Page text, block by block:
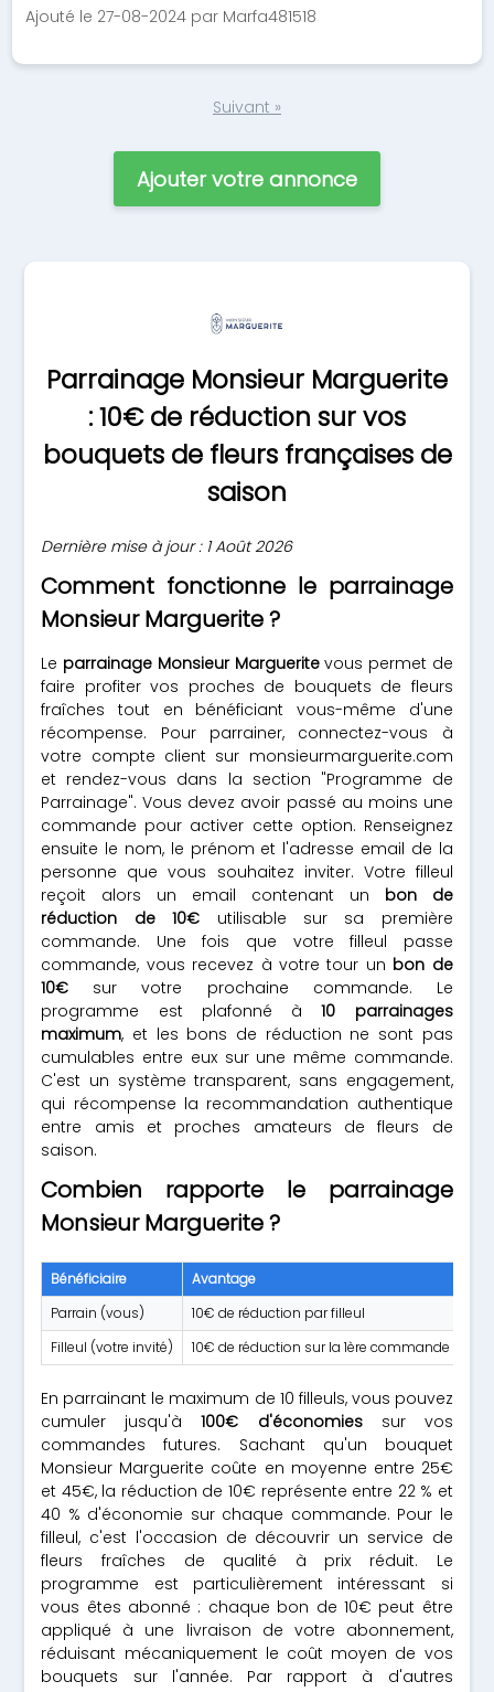
Ajouté le 27-08-2024 par Marfa481518
Suivant »
Ajouter votre annonce
Parrainage Monsieur Marguerite
: 10€ de réduction sur vos
bouquets de fleurs françaises de
saison
Dernière mise à jour : 1 Août 2026
Comment fonctionne le parrainage
Monsieur Marguerite ?
Le parrainage Monsieur Margueritevous permet de
faire profiter vos proches de bouquets de fleurs
fraîches tout en bénéficiant vous-même d'une
récompense. Pour parrainer, connectez-vous à
votre compte client sur monsieurmarguerite.com
et rendez-vous dans la section "Programme de
Parrainage". Vous devez avoir passé au moins une
commande pour activer cette option. Renseignez
ensuite le nom, le prénom et l'adresse email de la
personne que vous souhaitez inviter. Votre filleul
reçoit alors un email contenant un bon de
réduction de 10€ utilisable sur sa première
commande. Une fois que votre filleul passe
commande, vous recevez à votre tour un bon de
10€ sur votre prochaine commande. Le
programme est plafonné à10 parrainages
maximum, et les bons de réduction ne sont pas
cumulables entre eux sur une même commande.
C'est un système transparent, sans engagement,
qui récompense la recommandation authentique
entre amis et proches amateurs de fleurs de
saison.
Combien rapporte le parrainage
Monsieur Marguerite ?
Bénéficiaire Avantage
Parrain (vous)
10€ de réduction par filleul
Filleul (votre invité)
10€ de réduction sur la 1ère commande
En parrainant le maximum de 10 filleuls, vous pouvez
cumuler jusqu'à100€ d'économiessur vos
commandes futures. Sachant qu'un bouquet
Monsieur Marguerite coûte en moyenne entre 25€
et 45€, la réduction de 10€ représente entre 22 % et
40 % d'économie sur chaque commande. Pour le
filleul, c'est l'occasion de découvrir un service de
fleurs fraîches de qualité à prix réduit. Le
programme est particulièrement intéressant si
vous êtes abonné : chaque bon de 10€ peut être
appliqué à une livraison de votre abonnement,
réduisant mécaniquement le coût moyen de vos
bouquets sur l'année. Par rapport à d'autres